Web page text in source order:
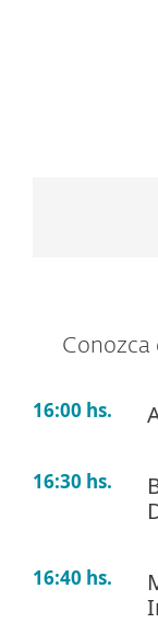
Conozca
16:00 hs.
16:30 hs.
16:40 hs.